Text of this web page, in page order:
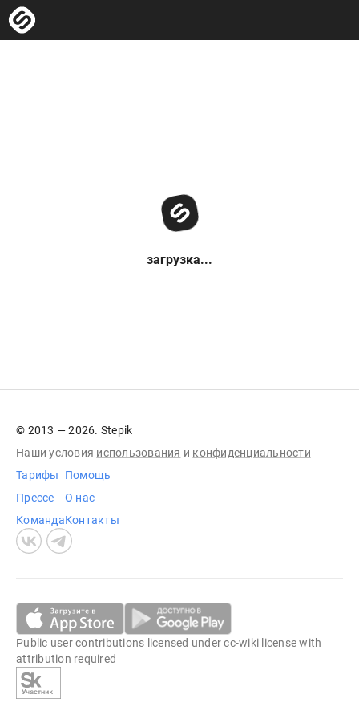
загрузка...
© 2013 — 2026. Stepik
Наши условия использования и конфиденциальности
Тарифы
Прессе
Команда
Помощь
О нас
Контакты
Public user contributions licensed undercc-wiki license with
attribution required